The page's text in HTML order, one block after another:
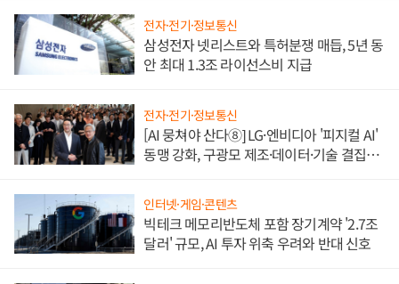
전자·전기·정보통신
삼성전자 넷리스트와 특허분쟁 매듭, 5년 동
안 최대 1.3조 라이선스비 지급
전자·전기·정보통신
[AI 뭉쳐야 산다⑧] LG·엔비디아 '피지컬 AI'
동맹 강화, 구광모 제조·데이터·기술 결집
인터넷·게임·콘텐츠
빅테크 메모리반도체 포함 장기계약 '2.7조
달러' 규모, AI 투자 위축 우려와 반대 신호